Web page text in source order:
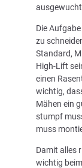
Die
zu
Standard,
High-Lift
einen
wichtig,
Mähen ein
stumpf
muss
Damit alles
wichtig